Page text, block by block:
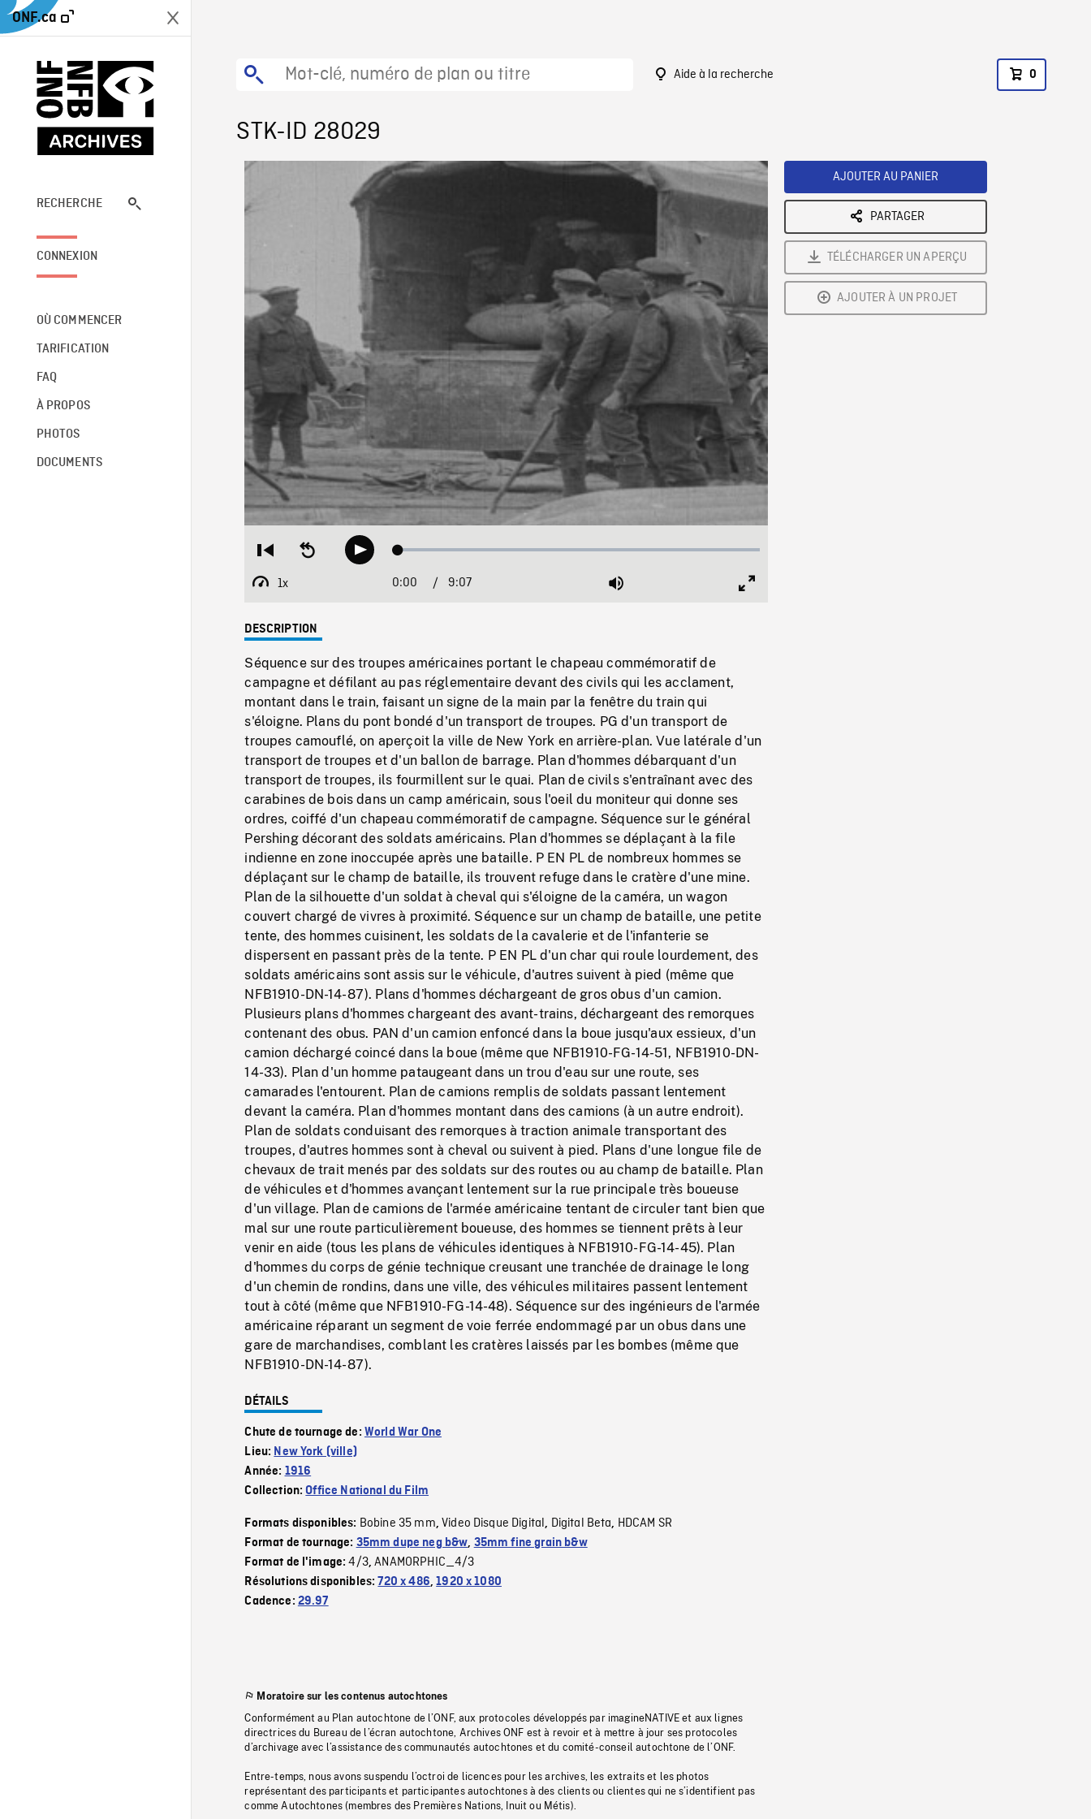
ONF.ca
RECHERCHE
CONNEXION
OÙ COMMENCER
TARIFICATION
FAQ
À PROPOS
PHOTOS
DOCUMENTS
Aide à la recherche 0
STK-ID 28029
Restart
beginning
Seek
backwardPlay Loaded:
1x
Playback
Current
0:00 / Duration
9:07 Mute
DESCRIPTION
Séquence sur des troupes américaines portant le chapeau commémoratif de
campagne et défilant au pas réglementaire devant des civils qui les acclament,
montant dans le train, faisant un signe de la main par la fenêtre du train qui
s'éloigne. Plans du pont bondé d'un transport de troupes. PG d'un transport de
troupes camouflé, on aperçoit la ville de New York en arrière-plan. Vue latérale d'un
transport de troupes et d'un ballon de barrage. Plan d'hommes débarquant d'un
transport de troupes, ils fourmillent sur le quai. Plan de civils s'entraînant avec des
carabines de bois dans un camp américain, sous l'oeil du moniteur qui donne ses
ordres, coiffé d'un chapeau commémoratif de campagne. Séquence sur le général
Pershing décorant des soldats américains. Plan d'hommes se déplaçant à la file
indienne en zone inoccupée après une bataille. P EN PL de nombreux hommes se
déplaçant sur le champ de bataille, ils trouvent refuge dans le cratère d'une mine.
Plan de la silhouette d'un soldat à cheval qui s'éloigne de la caméra, un wagon
couvert chargé de vivres à proximité. Séquence sur un champ de bataille, une petite
tente, des hommes cuisinent, les soldats de la cavalerie et de l'infanterie se
dispersent en passant près de la tente. P EN PL d'un char qui roule lourdement, des
soldats américains sont assis sur le véhicule, d'autres suivent à pied (même que
NFB1910-DN-14-87). Plans d'hommes déchargeant de gros obus d'un camion.
Plusieurs plans d'hommes chargeant des avant-trains, déchargeant des remorques
contenant des obus. PAN d'un camion enfoncé dans la boue jusqu'aux essieux, d'un
camion déchargé coincé dans la boue (même que NFB1910-FG-14-51, NFB1910-DN-
14-33). Plan d'un homme pataugeant dans un trou d'eau sur une route, ses
camarades l'entourent. Plan de camions remplis de soldats passant lentement
devant la caméra. Plan d'hommes montant dans des camions (à un autre endroit).
Plan de soldats conduisant des remorques à traction animale transportant des
troupes, d'autres hommes sont à cheval ou suivent à pied. Plans d'une longue file de
chevaux de trait menés par des soldats sur des routes ou au champ de bataille. Plan
de véhicules et d'hommes avançant lentement sur la rue principale très boueuse
d'un village. Plan de camions de l'armée américaine tentant de circuler tant bien que
mal sur une route particulièrement boueuse, des hommes se tiennent prêts à leur
venir en aide (tous les plans de véhicules identiques à NFB1910-FG-14-45). Plan
d'hommes du corps de génie technique creusant une tranchée de drainage le long
d'un chemin de rondins, dans une ville, des véhicules militaires passent lentement
tout à côté (même que NFB1910-FG-14-48). Séquence sur des ingénieurs de l'armée
américaine réparant un segment de voie ferrée endommagé par un obus dans une
gare de marchandises, comblant les cratères laissés par les bombes (même que
NFB1910-DN-14-87).
DÉTAILS
Chute de tournage de: World War One
Lieu: New York (ville)
Année: 1916
Collection:Office National du Film
Formats disponibles: Bobine 35 mm,Video Disque Digital, Digital Beta, HDCAM SR
Format de tournage: 35mm dupe neg b&w, 35mm fine grain b&w
Format de l'image:4/3,ANAMORPHIC_4/3
Résolutions disponibles:720 x 486,1920 x 1080
Cadence: 29.97
Moratoire sur les contenus autochtones
Conformément au Plan autochtone de l’ONF, aux protocoles développés par imagineNATIVE et aux lignes
directrices du Bureau de l’écran autochtone, Archives ONF est à revoir et à mettre à jour ses protocoles
d’archivage avec l’assistance des communautés autochtones et du comité-conseil autochtone de l’ONF.
Entre-temps, nous avons suspendu l’octroi de licences pour les archives, les extraits et les photos
représentant des participants et participantes autochtones à des clients ou clientes qui ne s’identifient pas
comme Autochtones (membres des Premières Nations, Inuit ou Métis).
AJOUTER AU PANIER
PARTAGER
TÉLÉCHARGER UN APERÇU
AJOUTER À UN PROJET